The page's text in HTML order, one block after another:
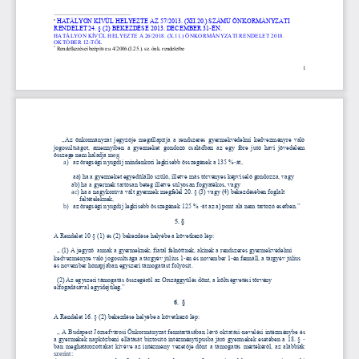
1
HATÁLYON KÍVÜL HELYEZTE AZ 57/2013. (XII.20.) SZÁMÚ ÖNKORMÁNYZATI
RENDELET 24. § (2) BEKEZDÉSE 2013. DECEMBER 31-ÉN.
HATÁLYON KÍVÜL HELYEZTE A 26/2018. (X.11.) ÖNKORMÁNYZATI RENDELET 2018.
OKTÓBER 12-TŐL
* Rendelkezései beépítve a 4/2006.(I.25.). sz. önk. rendeletbe
„Az önkormányzat jegyzője megállapítja a rendszeres gyermekvédelmi kedvezményre való
jogosultságot,  amennyiben  a  gyermeket  gondozó  családban  az  egy  főre  jutó  havi  jövedelem
összege nem haladja meg
a)
az öregségi nyugdíj mindenkori legkisebb összegének a 135 %-át,
aa) ha a gyermeket egyedülálló szülő, illetve más törvényes képviselő gondozza, vagy
ab) ha a gyermek tartósan beteg illetve súlyosan fogyatékos, vagy
ac) ha a nagykorúvá vált gyermek megfelel 20. § (3) vagy (4) bekezdésében foglalt
feltételeknek,
b) az öregségi nyugdíj legkisebb összegének 125 % -át az a) pont alá nem tartozó esetben.”
5. §
A Rendelet 10 § (1) és (2) bekezdése helyébe a következő lép:
„ (1) A jegyző  annak a gyermeknek, fiatal felnőttnek, akinek a rendszeres gyermekvédelmi
kedvezményre való jogosultsága a tárgyév július 1-én és november 1-én fennáll, a tárgyév július
és november hónapjában egyszeri támogatást folyósít.
(2) Az egyszeri támogatás összegéről az Országgyűlés dönt, a költségvetési törvény
elfogadásával egyidejűleg.”
6.  §
A Rendelet 16. § (2) bekezdése helyébe a következő lép:
„ A Budapest Józsefvárosi Önkormányzat fenntartásában lévő oktatási-nevelési intézménybe és
a gyermekek napközbeni ellátását biztosító intézménytípusba járó gyermekek esetében a 18. § -
ban meghatározottakat kivéve az intézmény vezetője dönt a támogatás mértékéről, az alábbiak
szerint: